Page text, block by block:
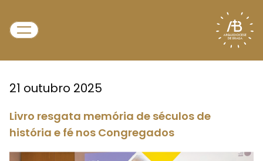
21 outubro 2025
Livro resgata memória de séculos de
história e fé nos Congregados